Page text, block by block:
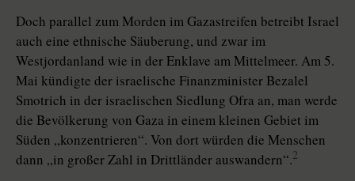
Doch parallel zum Morden im Gazastreifen betreibt Israel
auch eine ethnische Säuberung, und zwar im
Westjordanland wie in der Enklave am Mittelmeer. Am 5.
Mai kündigte der israelische Finanzminister Bezalel
Smot­rich in der israelischen Siedlung Ofra an, man werde
die Bevölkerung von Gaza in einem kleinen Gebiet im
Süden „konzentrieren“. Von dort würden die Menschen
dann „in großer Zahl in Drittländer auswandern“.2